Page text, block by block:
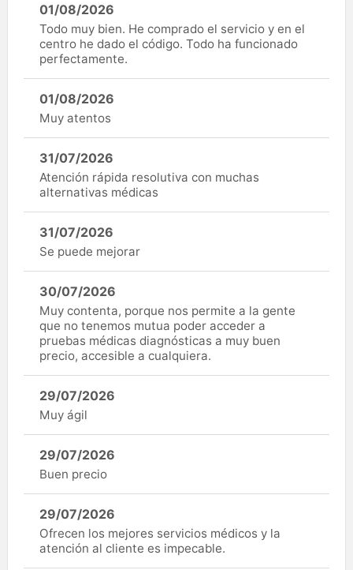
01/08/2026
Todo muy bien. He comprado el servicio y en el
centro he dado el código. Todo ha funcionado
perfectamente.
01/08/2026
Muy atentos
31/07/2026
Atención rápida resolutiva con muchas
alternativas médicas
31/07/2026
Se puede mejorar
30/07/2026
Muy contenta, porque nos permite a la gente
que no tenemos mutua poder acceder a
pruebas médicas diagnósticas a muy buen
precio, accesible a cualquiera.
29/07/2026
Muy ágil
29/07/2026
Buen precio
29/07/2026
Ofrecen los mejores servicios médicos y la
atención al cliente es impecable.